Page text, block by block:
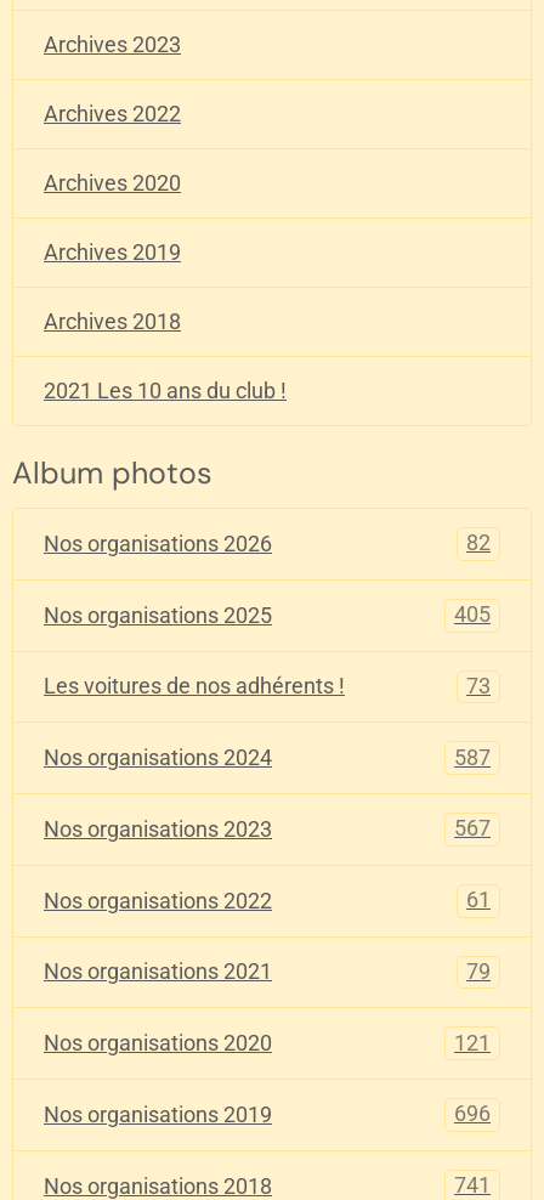
Archives 2023
Archives 2022
Archives 2020
Archives 2019
Archives 2018
2021 Les 10 ans du club !
Album photos
Nos organisations 2026 82
Nos organisations 2025 405
Les voitures de nos adhérents ! 73
Nos organisations 2024 587
Nos organisations 2023 567
Nos organisations 2022 61
Nos organisations 2021 79
Nos organisations 2020 121
Nos organisations 2019 696
Nos organisations 2018 741